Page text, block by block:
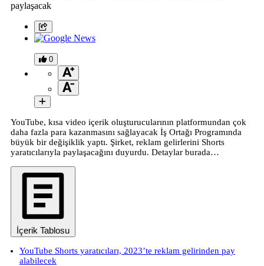
0
YouTube, kısa video içerik oluşturucularının platformundan çok
daha fazla para kazanmasını sağlayacak İş Ortağı Programında
büyük bir değişiklik yaptı. Şirket, reklam gelirlerini Shorts
yaratıcılarıyla paylaşacağını duyurdu. Detaylar burada…
İçerik Tablosu
YouTube Shorts yaratıcıları, 2023’te reklam gelirinden pay
alabilecek